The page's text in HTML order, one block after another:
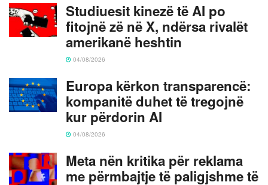
Studiuesit kinezë të AI po
fitojnë zë në X, ndërsa rivalët
amerikanë heshtin
04/08/2026
Europa kërkon transparencë:
kompanitë duhet të tregojnë
kur përdorin AI
04/08/2026
Meta nën kritika për reklama
me përmbajtje të paligjshme të